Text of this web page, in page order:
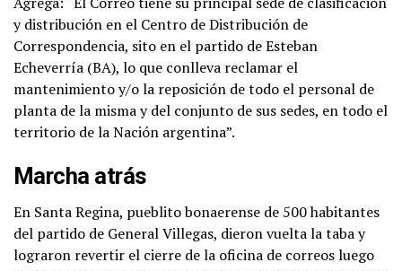
y distribución en el Centro de Distribución de
Correspondencia, sito en el partido de Esteban
Echeverría (BA), lo que conlleva reclamar el
mantenimiento y/o la reposición de todo el personal de
planta de la misma y del conjunto de sus sedes, en todo el
territorio de la Nación argentina”.
Marcha atrás
En Santa Regina, pueblito bonaerense de 500 habitantes
del partido de General Villegas, dieron vuelta la taba y
lograron revertir el cierre de la oficina de correos luego